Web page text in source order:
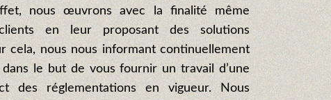
nous œuvrons avec la finalité même
en leur proposant des solutions
cela, nous nous informant continuellement
le but de vous fournir un travail d’une
des réglementations en vigueur. Nous